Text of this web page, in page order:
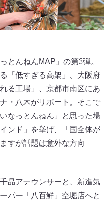
とんねんMAP」の第3弾。
「低すぎる高架」、大阪府
る工場」、京都市南区にあ
・八木がリポート。そこで
なっとんねん」と思った場
ンド」を挙げ、「国全体が
すが話題は意外な方向
晶アナウンサーと、新進気
パー「八百鮮」空堀店へと